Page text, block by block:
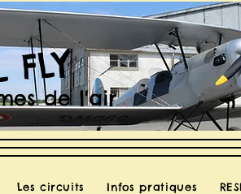
FLY
de l'air
Les circuits Infos pratiques